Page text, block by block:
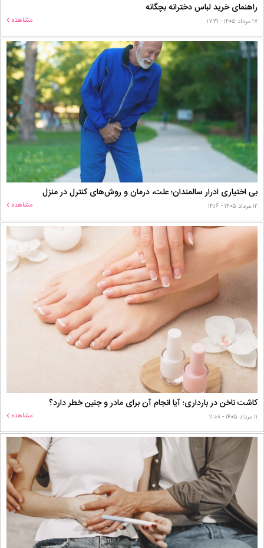
راهنمای خرید لباس دخترانه بچگانه
۱۷ مرداد ۱۴۰۵ - ۱۷:۳۱ مشاهده
بی اختیاری ادرار سالمندان؛ علت، درمان و روش‌های کنترل در منزل
۱۲ مرداد ۱۴۰۵ - ۱۴:۱۶ مشاهده
کاشت ناخن در بارداری؛ آیا انجام آن برای مادر و جنین خطر دارد؟
۱۱ مرداد ۱۴۰۵ - ۱۱:۰۸ مشاهده